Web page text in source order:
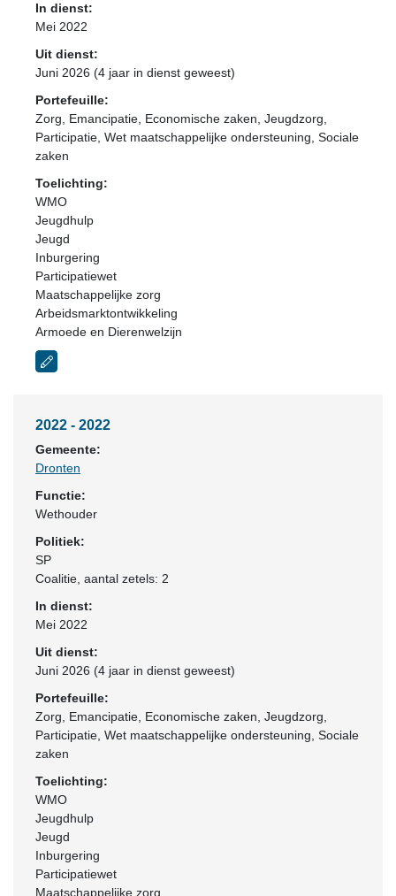
In dienst:
Mei 2022
Uit dienst:
Juni 2026 (4 jaar in dienst geweest)
Portefeuille:
Zorg, Emancipatie, Economische zaken, Jeugdzorg,
Participatie, Wet maatschappelijke ondersteuning, Sociale
zaken
Toelichting:
WMO
Jeugdhulp
Jeugd
Inburgering
Participatiewet
Maatschappelijke zorg
Arbeidsmarktontwikkeling
Armoede en Dierenwelzijn
2022 - 2022
Gemeente:
Dronten
Functie:
Wethouder
Politiek:
SP
Coalitie , aantal zetels: 2
In dienst:
Mei 2022
Uit dienst:
Juni 2026 (4 jaar in dienst geweest)
Portefeuille:
Zorg, Emancipatie, Economische zaken, Jeugdzorg,
Participatie, Wet maatschappelijke ondersteuning, Sociale
zaken
Toelichting:
WMO
Jeugdhulp
Jeugd
Inburgering
Participatiewet
Maatschappelijke zorg